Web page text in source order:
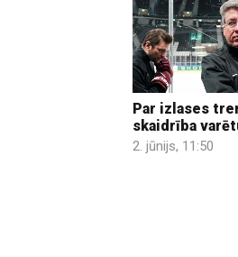
Par izlases
skaidrība
2. jūnijs, 11:50